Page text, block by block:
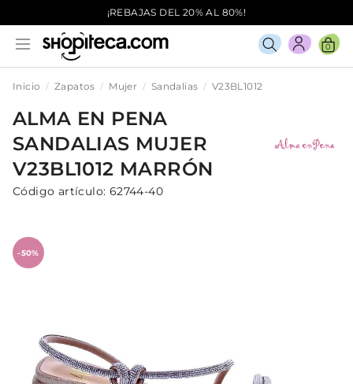
¡REBAJAS DEL 20% AL 80%!
0
Inicio Zapatos Mujer Sandalias V23BL1012
ALMA EN PENA
SANDALIAS MUJER
V23BL1012 MARRÓN
Código artículo: 62744-40
-50%